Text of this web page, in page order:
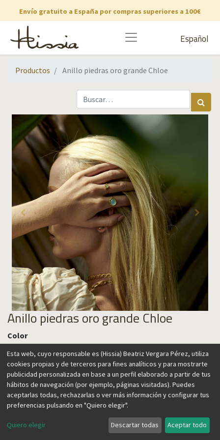
Envío gratuito a España por compras superiores a 100€
Español
Productos Anillo piedras oro grande Chloe
Anillo piedras oro grande Chloe
Color
85,00€
Agregar al carrito
Esta web, cuyo responsable es (Hissia) Beatriz Vergara Pérez, utiliza
cookies propias y de terceros para fines analíticos y para mostrarte
publicidad personalizada en base a un perfil elaborado a partir de tus
hábitos de navegación (por ejemplo, páginas visitadas). Puedes
aceptarlas todas, rechazarlas o ver más información y configurar tus
preferencias pulsando en "Quiero elegir".
Quiero elegir Descartar todas Aceptar todo